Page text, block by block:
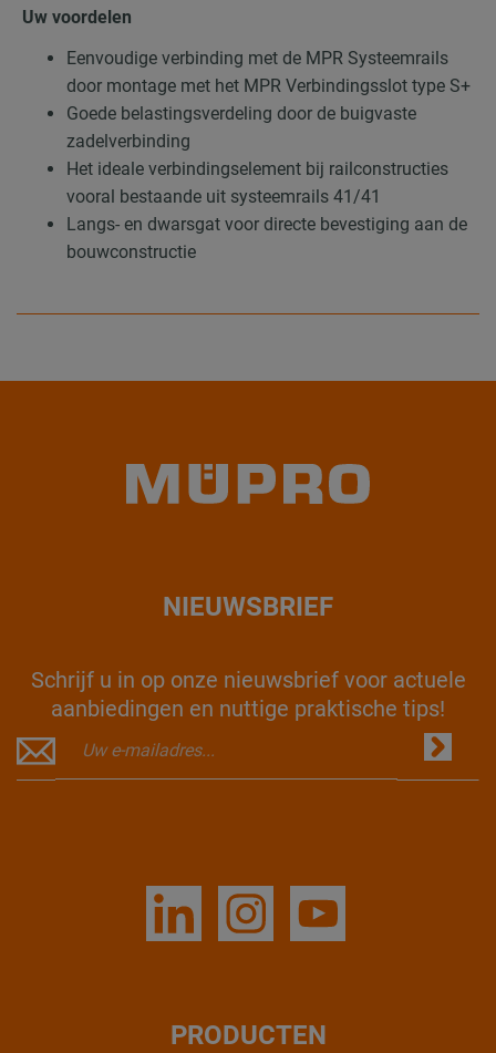
Uw voordelen
Eenvoudige verbinding met de MPR Systeemrails
door montage met het MPR Verbindingsslot type S+
Goede belastingsverdeling door de buigvaste
zadelverbinding
Het ideale verbindingselement bij railconstructies
vooral bestaande uit systeemrails 41/41
Langs- en dwarsgat voor directe bevestiging aan de
bouwconstructie
NIEUWSBRIEF
Schrijf u in op onze nieuwsbrief voor actuele
aanbiedingen en nuttige praktische tips!
PRODUCTEN